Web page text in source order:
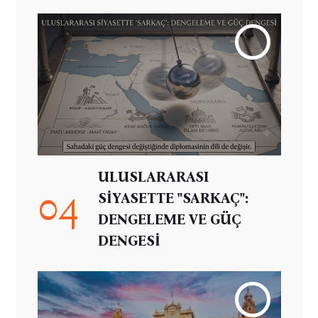
04
ULUSLARARASI
SİYASETTE "SARKAÇ":
DENGELEME VE GÜÇ
DENGESİ